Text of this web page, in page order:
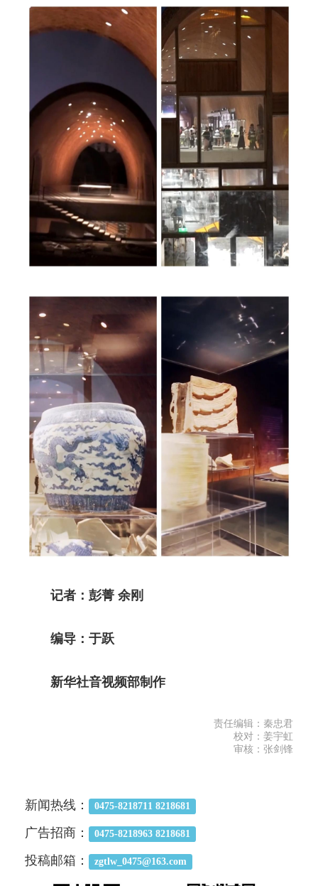
记者：彭菁 余刚
编导：于跃
新华社音视频部制作
责任编辑：秦忠君
校对：姜宇虹
审核：张剑锋
新闻热线： 0475-8218711 8218681
广告招商： 0475-8218963 8218681
投稿邮箱： zgtlw_0475@163.com